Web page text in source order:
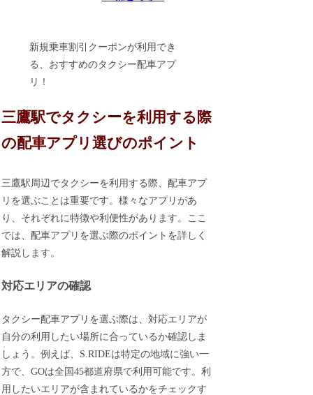
新規乗車割引クーポンが利用でき
る、おすすめのタクシー配車アプ
リ！
三鷹駅でタクシーを利用する際
の配車アプリ選びのポイント
三鷹駅周辺でタクシーを利用する際、配車アプ
リを選ぶことは重要です。様々なアプリがあ
り、それぞれに特徴や利便性があります。ここ
では、配車アプリを選ぶ際のポイントを詳しく
解説します。
対応エリアの確認
タクシー配車アプリを選ぶ際は、対応エリアが
自分の利用したい場所に合っているか確認しま
しょう。例えば、S.RIDEは特定の地域に強い一
方で、GOは全国45都道府県で利用可能です。利
用したいエリアが含まれているかをチェックす